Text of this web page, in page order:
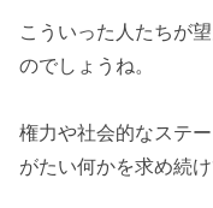
こういった人たちが
のでしょうね。
権力や社会的なステ
がたい何かを求め続け